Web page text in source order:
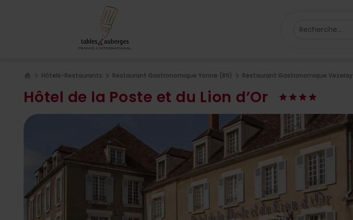
Recherche...
Hôtels-Restaurants Restaurant Gastronomique Yonne (89) Restaurant Gastronomique Vezelay
Hôtel de la Poste et du Lion d’Or